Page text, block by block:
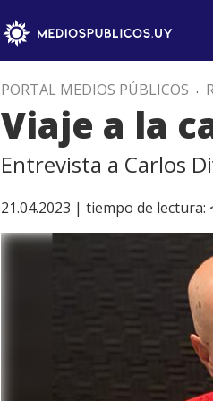
PORTAL MEDIOS PÚBLICOS .
Viaje a la
Entrevista a Carlos
21.04.2023 | tiempo de lectura: